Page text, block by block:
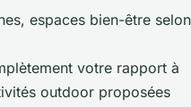
espaces bien-être selon
votre rapport à
outdoor proposées